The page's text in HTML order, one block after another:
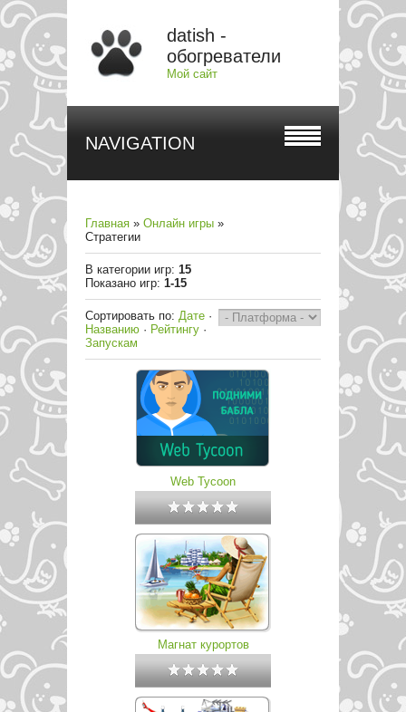
datish -
обогреватели
Мой сайт
NAVIGATION
Главная » Онлайн игры »
Стратегии
В категории игр: 15
Показано игр: 1-15
Сортировать по: Дате ·
Названию · Рейтингу ·
Запускам
Web Tycoon
Магнат курортов